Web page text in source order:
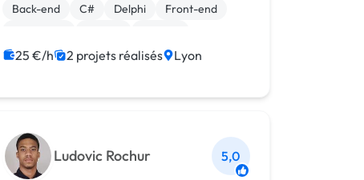
Back-end
C# Delphi
Front-end
25 €/h 2 projets réalisés Lyon
Ludovic Rochur 5,0